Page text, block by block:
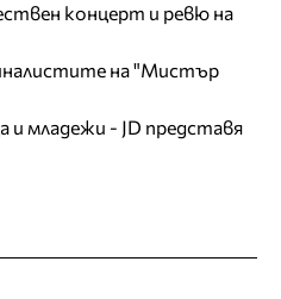
концерт и ревю на
на "Мистър
и младежи - JD представя